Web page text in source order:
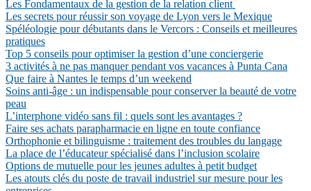
Les Fondamentaux de la gestion de la relation client
Les secrets pour réussir son voyage de Lyon vers le Mexique
Spéléologie pour débutants dans le Vercors : Conseils et meilleures
pratiques
Top 5 conseils pour optimiser la gestion d’une conciergerie
3 activités à ne pas manquer pendant vos vacances à Punta Cana
Que faire à Nantes le temps d’un weekend
Soins anti-âge : un indispensable pour conserver la beauté de votre
peau
L’interphone vidéo sans fil : quels sont les avantages ?
Faire ses achats parapharmacie en ligne en toute confiance
Orthophonie et bilinguisme : traitement des troubles du langage
La place de l’éducateur spécialisé dans l’inclusion scolaire
Options de mutuelle pour les jeunes adultes à petit budget
Les atouts clés du poste de travail industriel sur mesure pour les